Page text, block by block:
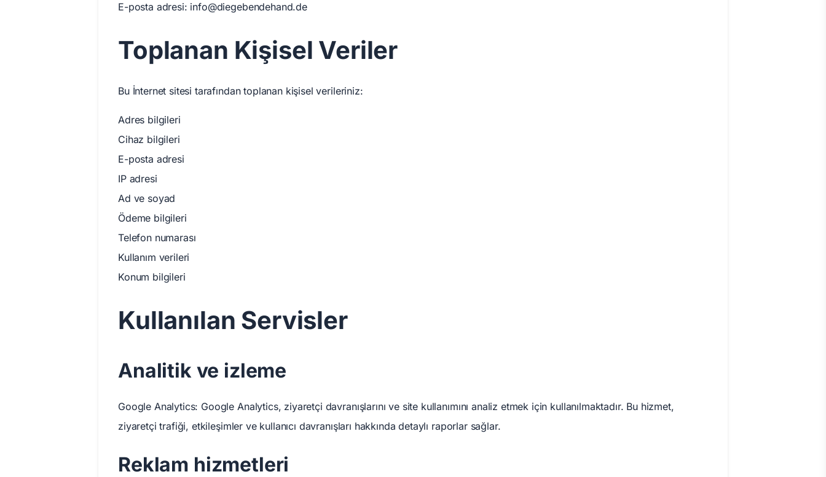
E-posta adresi: info@diegebendehand.de
Toplanan Kişisel Veriler
Bu İnternet sitesi tarafından toplanan kişisel verileriniz:
Adres bilgileri
Cihaz bilgileri
E-posta adresi
IP adresi
Ad ve soyad
Ödeme bilgileri
Telefon numarası
Kullanım verileri
Konum bilgileri
Kullanılan Servisler
Analitik ve izleme
Google Analytics: Google Analytics, ziyaretçi davranışlarını ve site kullanımını analiz etmek için kullanılmaktadır. Bu hizmet,
ziyaretçi trafiği, etkileşimler ve kullanıcı davranışları hakkında detaylı raporlar sağlar.
Reklam hizmetleri